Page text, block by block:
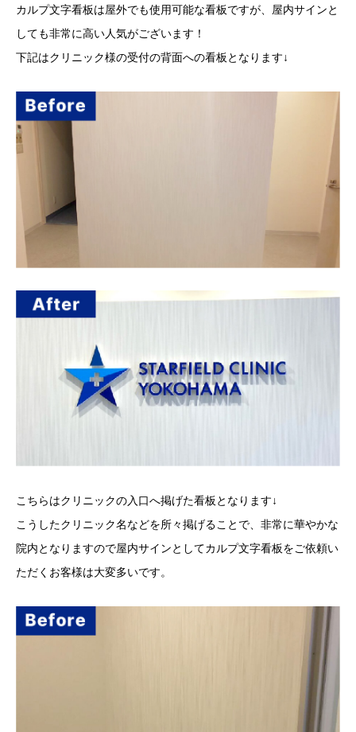
カルプ文字看板は屋外でも使用可能な看板ですが、屋内サインと
しても非常に高い人気がございます！
下記はクリニック様の受付の背面への看板となります↓
こちらはクリニックの入口へ掲げた看板となります↓
こうしたクリニック名などを所々掲げることで、非常に華やかな
院内となりますので屋内サインとしてカルプ文字看板をご依頼い
ただくお客様は大変多いです。